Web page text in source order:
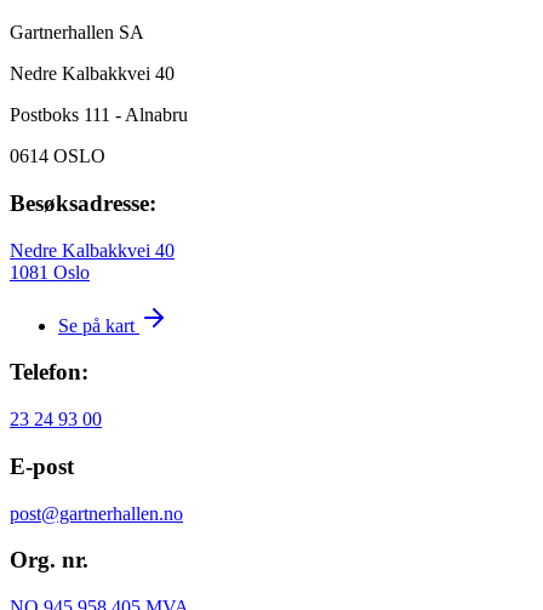
Gartnerhallen SA
Nedre Kalbakkvei 40
Postboks 111 - Alnabru
0614 OSLO
Besøksadresse:
Nedre Kalbakkvei 40
1081 Oslo
Se på kart
Telefon:
23 24 93 00
E-post
post@gartnerhallen.no
Org. nr.